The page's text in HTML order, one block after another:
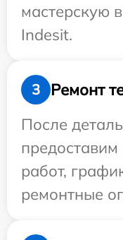
мастерскую
Indesit.
3
Ремонт
После
работ,
ремонтные